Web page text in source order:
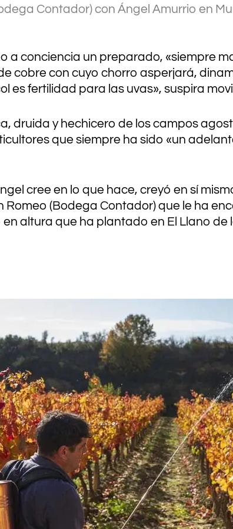
Contador) con Ángel Amurrio en
a conciencia un preparado, «siempre
cobre con cuyo chorro asperjará,
es fertilidad para las uvas», suspira
druida y hechicero de los campos
que siempre ha sido «un
cree en lo que hace, creyó en sí
(Bodega Contador) que le ha
altura que ha plantado en El Llano de